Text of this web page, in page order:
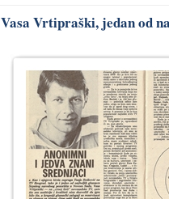
Vasa Vrtipraški, jedan od